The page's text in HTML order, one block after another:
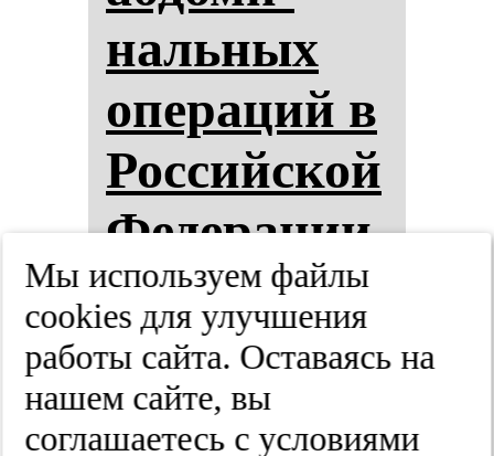
наль­ных
опе­ра­ций в
Рос­сий­ской
Фе­де­ра­ции
(сис­те­ма­ти­
чес­кий об­
зор и ме­та­
Мы используем файлы
cооkies для улучшения
работы сайта. Оставаясь на
нашем сайте, вы
соглашаетесь с условиями